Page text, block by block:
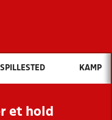
vil du søge efter?
OG NYHEDER
KLUBBER OG
SPILLESTED KAMP
et hold